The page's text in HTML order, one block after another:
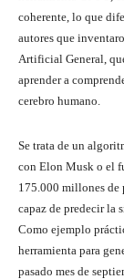
coherente, lo que
autores que
Artificial General,
aprender a
cerebro humano.
Se trata de un
con Elon Musk o el
175.000 millones de
capaz de predecir la
Como ejemplo
herramienta para
pasado mes de